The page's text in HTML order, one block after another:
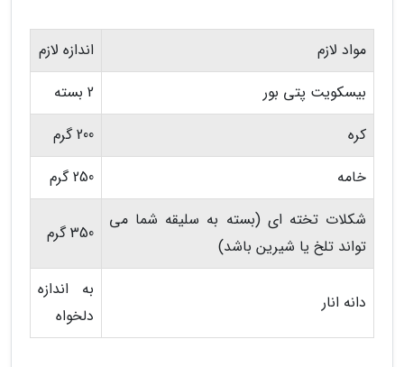
مواد لازم
اندازه لازم
بیسکویت پتی بور
2 بسته
کره
200 گرم
خامه
250 گرم
شکلات تخته ای (بسته به سلیقه شما می
تواند تلخ یا شیرین باشد)
350 گرم
دانه انار
به اندازه
دلخواه